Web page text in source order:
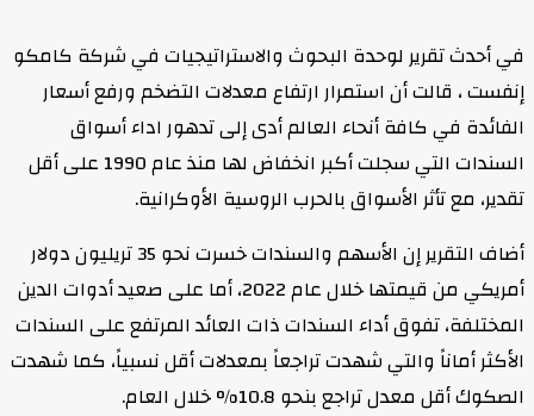
في أحدث تقرير لوحدة البحوث والاستراتيجيات في شركة كامكو
إنفست ، قالت أن استمرار ارتفاع معدلات التضخم ورفع أسعار
الفائدة في كافة أنحاء العالم أدى إلى تدهور اداء أسواق
السندات التي سجلت أكبر انخفاض لها منذ عام 1990 على أقل
تقدير، مع تأثر الأسواق بالحرب الروسية الأوكرانية.
أضاف التقرير إن الأسهم والسندات خسرت نحو 35 تريليون دولار
أمريكي من قيمتها خلال عام 2022، أما على صعيد أدوات الدين
المختلفة، تفوق أداء السندات ذات العائد المرتفع على السندات
الأكثر أماناً والتي شهدت تراجعاً بمعدلات أقل نسبياً، كما شهدت
الصكوك أقل معدل تراجع بنحو 10.8% خلال العام.